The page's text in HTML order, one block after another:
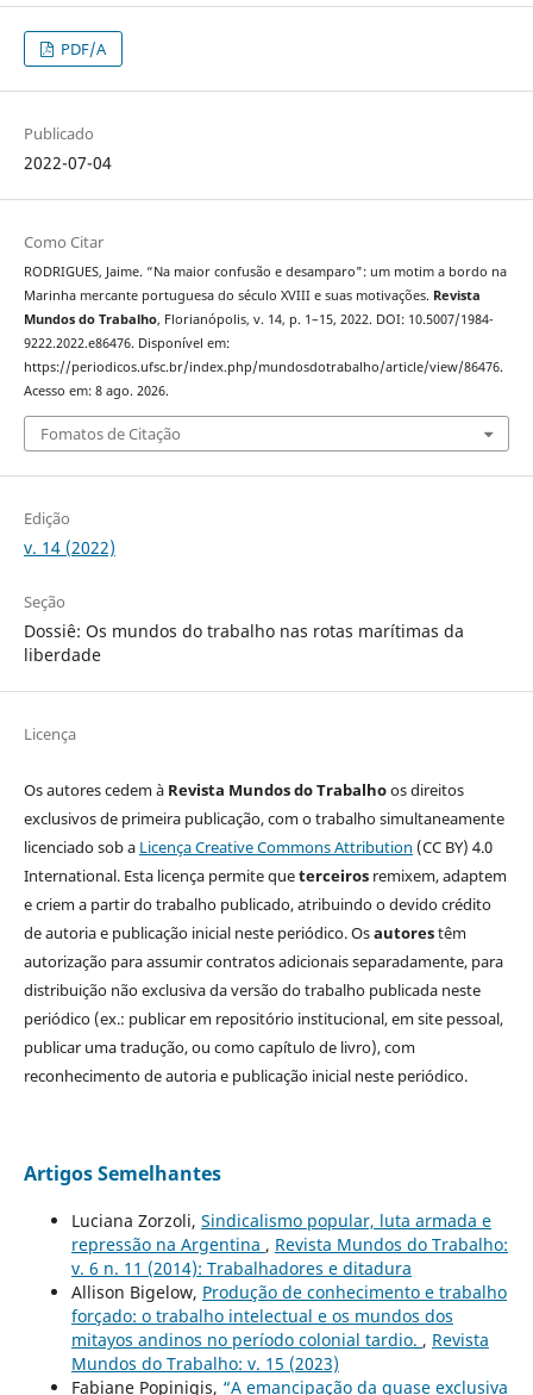
PDF/A
Publicado
2022-07-04
Como Citar
RODRIGUES, Jaime. “Na maior confusão e desamparo": um motim a bordo na
Marinha mercante portuguesa do século XVIII e suas motivações. Revista
Mundos do Trabalho, Florianópolis, v. 14, p. 1–15, 2022. DOI: 10.5007/1984-
9222.2022.e86476. Disponível em:
https://periodicos.ufsc.br/index.php/mundosdotrabalho/article/view/86476.
Acesso em: 8 ago. 2026.
Fomatos de Citação
Edição
v. 14 (2022)
Seção
Dossiê: Os mundos do trabalho nas rotas marítimas da
liberdade
Licença
Os autores cedem à Revista Mundos do Trabalhoos direitos
exclusivos de primeira publicação, com o trabalho simultaneamente
licenciado sob a Licença Creative Commons Attribution (CC BY) 4.0
International. Esta licença permite queterceirosremixem, adaptem
e criem a partir do trabalho publicado, atribuindo o devido crédito
de autoria e publicação inicial neste periódico. Osautorestêm
autorização para assumir contratos adicionais separadamente, para
distribuição não exclusiva da versão do trabalho publicada neste
periódico (ex.: publicar em repositório institucional, em site pessoal,
publicar uma tradução, ou como capítulo de livro), com
reconhecimento de autoria e publicação inicial neste periódico.
Artigos Semelhantes
Luciana Zorzoli, Sindicalismo popular, luta armada e
repressão na Argentina , Revista Mundos do Trabalho:
v. 6 n. 11 (2014): Trabalhadores e ditadura
Allison Bigelow, Produção de conhecimento e trabalho
forçado: o trabalho intelectual e os mundos dos
mitayos andinos no período colonial tardio. , Revista
Mundos do Trabalho: v. 15 (2023)
Fabiane Popinigis, “A emancipação da quase exclusiva